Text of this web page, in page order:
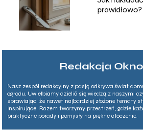
prawidłowo?
Redakcja
Nasz zespół redakcyjny z pasją odkrywa świat
ogrodu. Uwielbiamy dzielić się wiedzą z naszymi
sprawiając, że nawet najbardziej złożone tematy
inspirujące. Razem tworzymy przestrzeń, gdzie
praktyczne porady i pomysły na piękne otoczenie.